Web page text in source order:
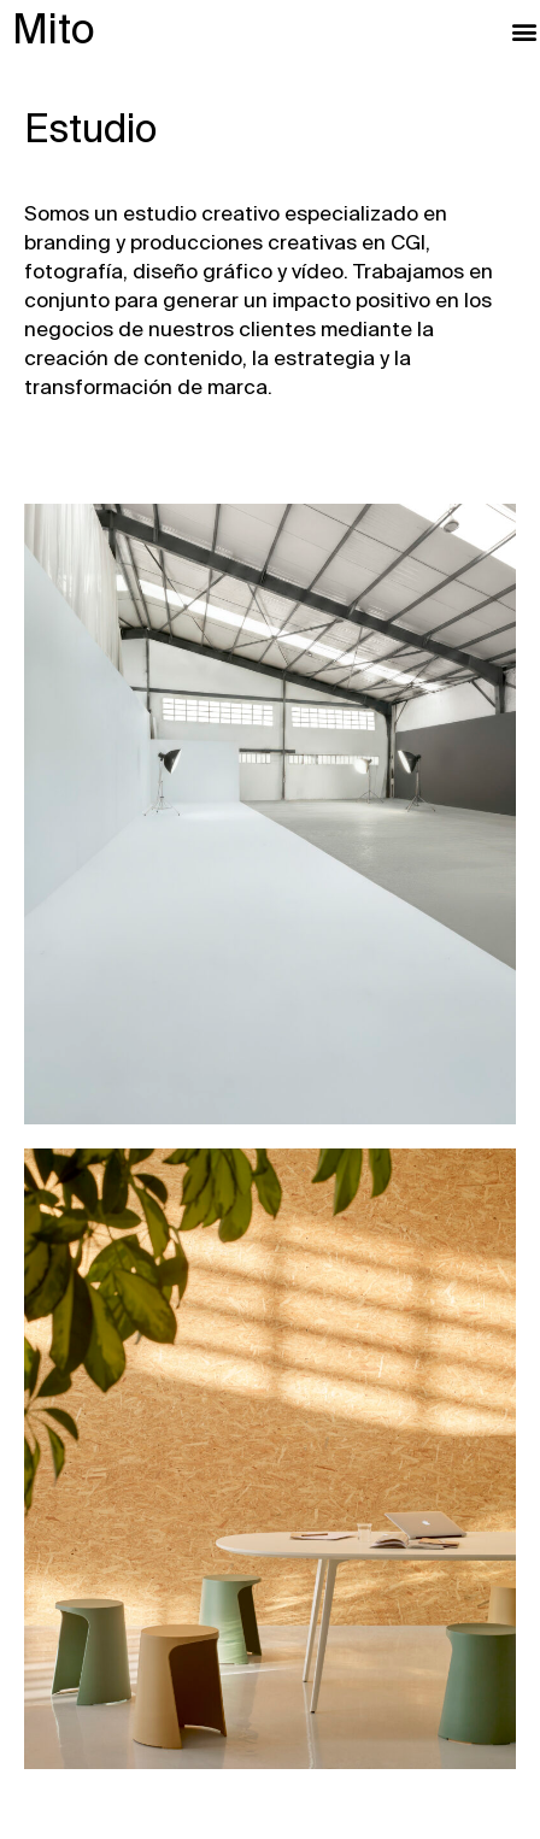
Mito
Estudio
Somos un estudio creativo especializado en
branding y producciones creativas en CGI,
fotografía, diseño gráfico y vídeo. Trabajamos en
conjunto para generar un impacto positivo en los
negocios de nuestros clientes mediante la
creación de contenido, la estrategia y la
transformación de marca.